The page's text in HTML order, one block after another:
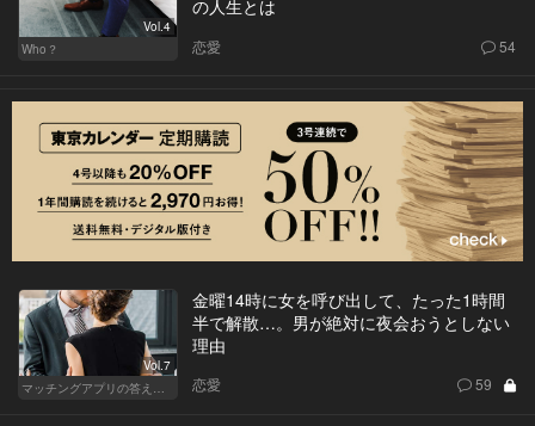
Vol.4
Who？
の人生とは
恋愛 54
Vol.7
マッチングアプリの答えあわせ【Q】
金曜14時に女を呼び出して、たった1時間
半で解散…。男が絶対に夜会おうとしない
理由
恋愛 59